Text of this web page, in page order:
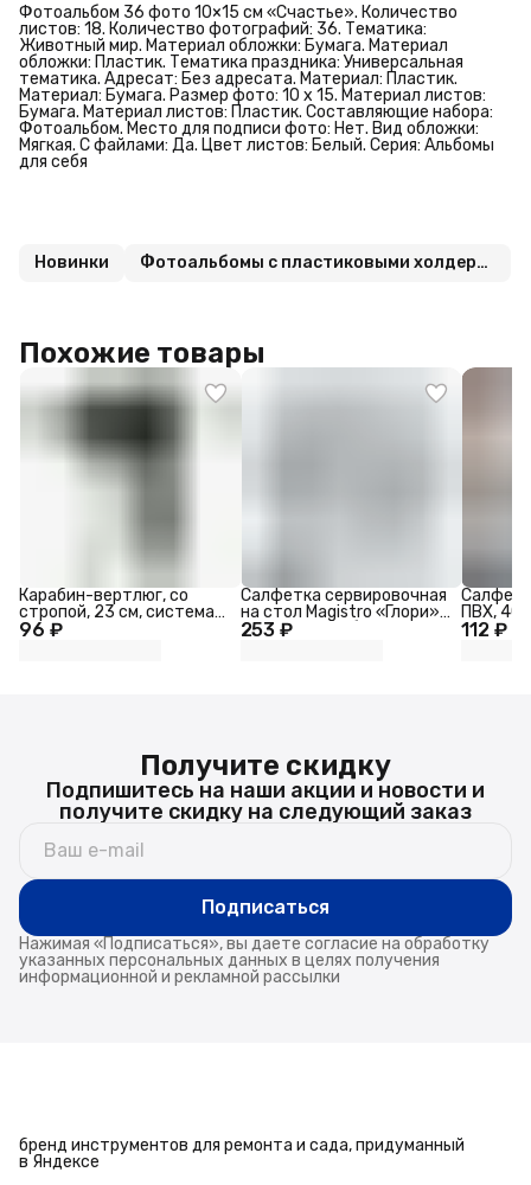
Фотоальбом 36 фото 10×15 см «Счастье». Количество
листов: 18. Количество фотографий: 36. Тематика:
Животный мир. Материал обложки: Бумага. Материал
обложки: Пластик. Тематика праздника: Универсальная
тематика. Адресат: Без адресата. Материал: Пластик.
Материал: Бумага. Размер фото: 10 х 15. Материал листов:
Бумага. Материал листов: Пластик. Составляющие набора:
Фотоальбом. Место для подписи фото: Нет. Вид обложки:
Мягкая. С файлами: Да. Цвет листов: Белый. Серия: Альбомы
для себя
Новинки Фотоальбомы с пластиковыми холдерами
Похожие товары
96 ₽
Карабин-вертлюг, со
стропой, 23 см, система
MOLLE
253 ₽
Салфетка сервировочная
на стол Magistro «Глори»,
d=38 см, серебряная
112 ₽
ПВХ,
Получите скидку
Подпишитесь на наши акции и новости и
получите скидку на следующий заказ
Подписаться
Нажимая «Подписаться», вы даете согласие на обработку
указанных персональных данных в целях получения
информационной и рекламной рассылки
бренд инструментов для ремонта и сада, придуманный
в Яндексе